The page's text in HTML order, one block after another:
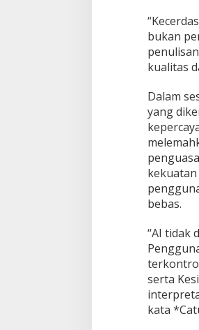
bukan
kualitas
Dalam
yang
bebas.
“AI tidak
serta
kata